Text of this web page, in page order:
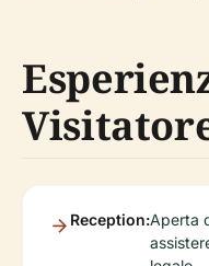
Reception:Aperta